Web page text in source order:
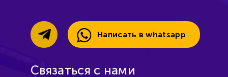
Написать в whatsapp
Связаться с нами